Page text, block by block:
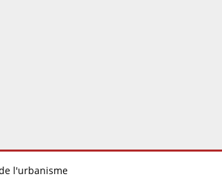
l'urbanisme